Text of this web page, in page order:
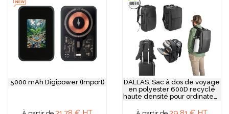
5000 mAh Digipower (Import)
DALLAS. Sac à dos de voyage
en polyester 600D recyclé
haute densité pour ordinateur